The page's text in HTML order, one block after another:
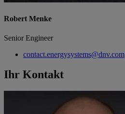
Robert Menke
Senior Engineer
contact.energysystems@dnv.com
Ihr Kontakt